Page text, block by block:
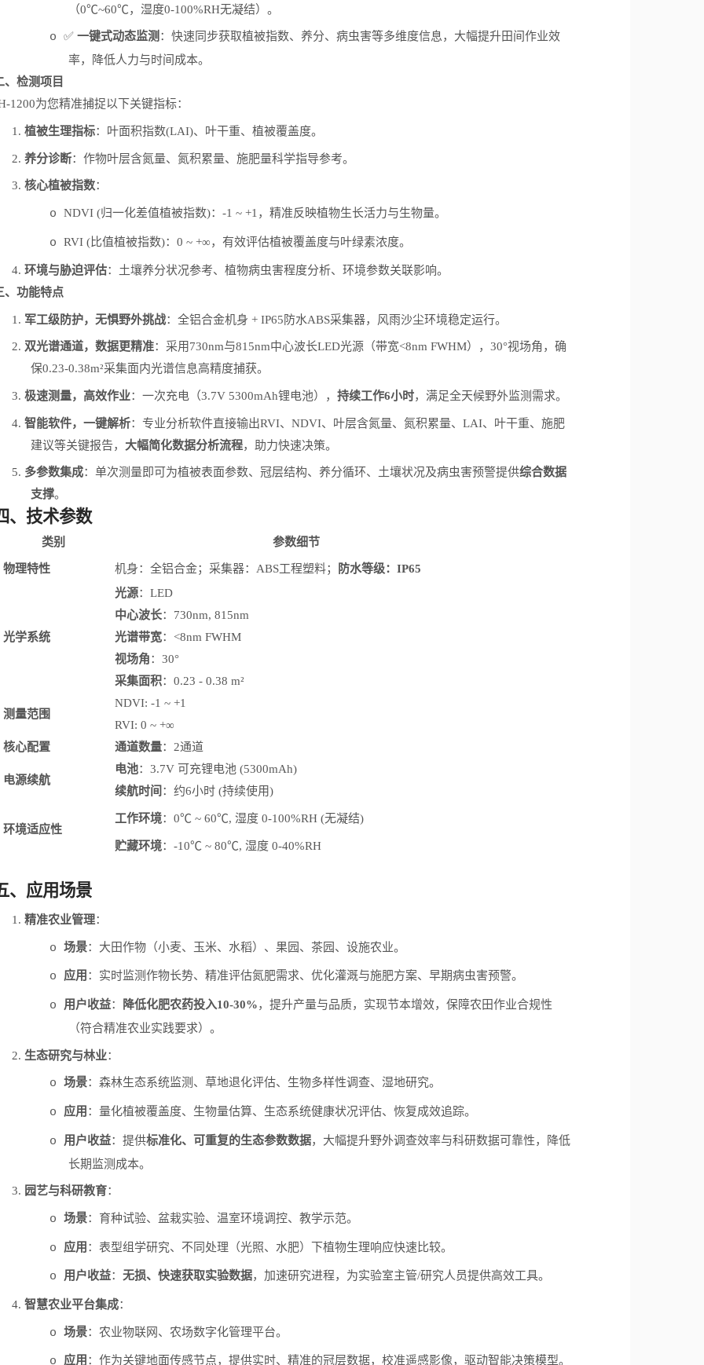
（0℃~60℃，湿度0-100%RH无凝结）。
o ✅ 一键式动态监测 ：快速同步获取植被指数、养分、病虫害等多维度信息，大幅提升田间作业效
率，降低人力与时间成本。
、检测项目
1200为您精准捕捉以下关键指标：
1. 植被生理指标：叶面积指数(LAI)、叶干重、植被覆盖度。
2. 养分诊断：作物叶层含氮量、氮积累量、施肥量科学指导参考。
3. 核心植被指数：
o NDVI (归一化差值植被指数)： -1 ~ +1 ，精准反映植物生长活力与生物量。
o RVI (比值植被指数)： 0 ~ +∞，有效评估植被覆盖度与叶绿素浓度。
4. 环境与胁迫评估：土壤养分状况参考、植物病虫害程度分析、环境参数关联影响。
、功能特点
1. 军工级防护，无惧野外挑战：全铝合金机身 + IP65 防水ABS采集器，风雨沙尘环境稳定运行。
2. 双光谱通道，数据更精准：采用730nm与815nm中心波长LED光源（带宽<8nm FWHM）， 30°视场角，确
保0.23-0.38m²采集面内光谱信息高精度捕获。
3. 极速测量，高效作业：一次充电（3.7V 5300mAh锂电池）， 持续工作6小时，满足全天候野外监测需求。
4. 智能软件，一键解析：专业分析软件直接输出RVI、 NDVI、叶层含氮量、氮积累量、 LAI、叶干重、施肥
建议等关键报告， 大幅简化数据分析流程，助力快速决策。
5. 多参数集成：单次测量即可为植被表面参数、冠层结构、养分循环、土壤状况及病虫害预警提供综合数据
支撑。
、 技术参数
类别 参数细节
物理特性 机身：全铝合金；采集器：ABS工程塑料； 防水等级：IP65
光学系统
光源：LED
中心波长： 730nm, 815nm
光谱带宽： <8nm FWHM
视场角：30°
采集面积：0.23 - 0.38 m²
测量范围
NDVI: -1 ~ +1
RVI: 0 ~ +∞
核心配置
通道数量：2通道
电源续航
电池：3.7V 可充锂电池 (5300mAh)
续航时间 ：约6小时 (持续使用)
环境适应性
工作环境：0℃ ~ 60℃, 湿度 0-100%RH (无凝结)
贮藏环境：-10℃ ~ 80℃, 湿度 0-40%RH
、应用场景
1. 精准农业管理：
o 场景：大田作物（小麦、玉米、水稻）、果园、茶园、设施农业。
o 应用 ：实时监测作物长势、精准评估氮肥需求、优化灌溉与施肥方案、早期病虫害预警。
o 用户收益： 降低化肥农药投入10-30%，提升产量与品质，实现节本增效，保障农田作业合规性
（符合精准农业实践要求）。
2. 生态研究与林业：
o 场景：森林生态系统监测、草地退化评估、生物多样性调查、湿地研究。
o 应用 ：量化植被覆盖度、生物量估算、生态系统健康状况评估、恢复成效追踪。
o 用户收益：提供标准化、可重复的生态参数数据，大幅提升野外调查效率与科研数据可靠性，降低
长期监测成本。
3. 园艺与科研教育：
o 场景：育种试验、盆栽实验、温室环境调控、教学示范。
o 应用 ：表型组学研究、不同处理（光照、水肥）下植物生理响应快速比较。
o 用户收益： 无损、快速获取实验数据，加速研究进程，为实验室主管/研究人员提供高效工具。
4. 智慧农业平台集成：
o 场景：农业物联网、农场数字化管理平台。
o 应用 ：作为关键地面传感节点，提供实时、精准的冠层数据，校准遥感影像，驱动智能决策模型。